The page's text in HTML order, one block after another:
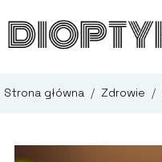
Strona główna / Zdrowie /